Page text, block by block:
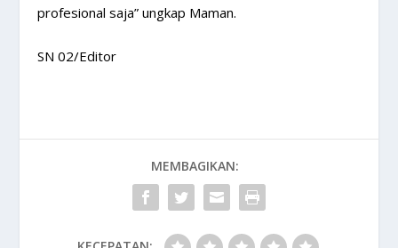
profesional saja” ungkap Maman.
SN 02/Editor
MEMBAGIKAN: